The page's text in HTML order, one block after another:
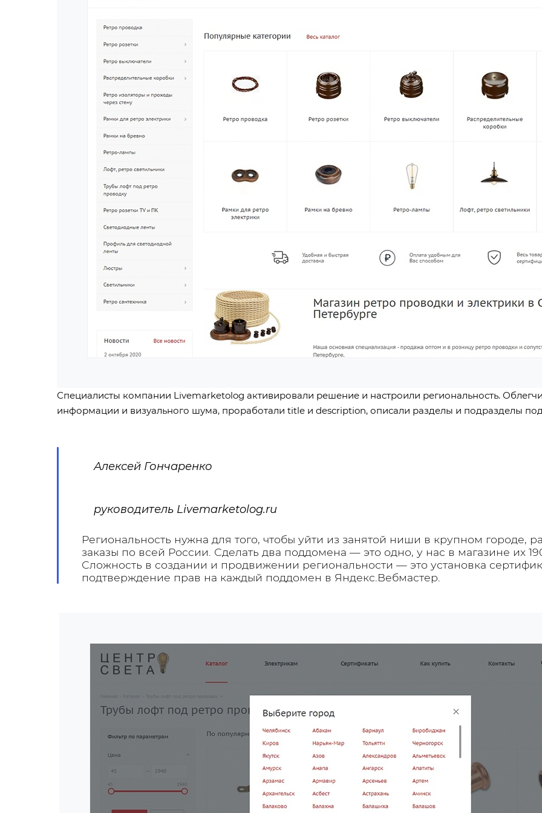
Специалисты компании Livemarketolog активировали решение и настроили региональность.
информации и визуального шума, проработали title и description, описали разделы и подразделы
Алексей Гончаренко
руководитель Livemarketolog.ru
Региональность нужна для того, чтобы уйти из занятой ниши в крупном городе,
заказы по всей России. Сделать два поддомена — это одно, у нас в магазине их
Сложность в создании и продвижении региональности — это установка
подтверждение прав на каждый поддомен в Яндекс.Вебмастер.